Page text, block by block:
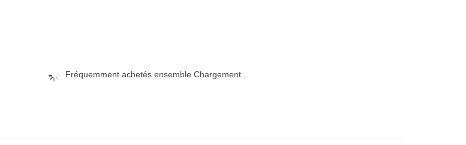
Fréquemment achetés ensemble Chargement...